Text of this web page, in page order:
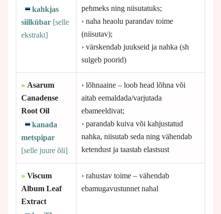
kahkjas
siilkübar [selle
ekstrakt]
pehmeks ning niisutatuks;
› naha heaolu parandav toime
(niisutav);
› värskendab juukseid ja nahka (sh
sulgeb poorid)
» Asarum
Canadense
Root Oil
kanada
metspipar
[selle juure õli]
› lõhnaaine – loob head lõhna või
aitab eemaldada/varjutada
ebameeldivat;
› parandab kuiva või kahjustatud
nahka, niisutab seda ning vähendab
ketendust ja taastab elastsust
» Viscum
Album Leaf
Extract
› rahustav toime – vähendab
ebamugavustunnet nahal